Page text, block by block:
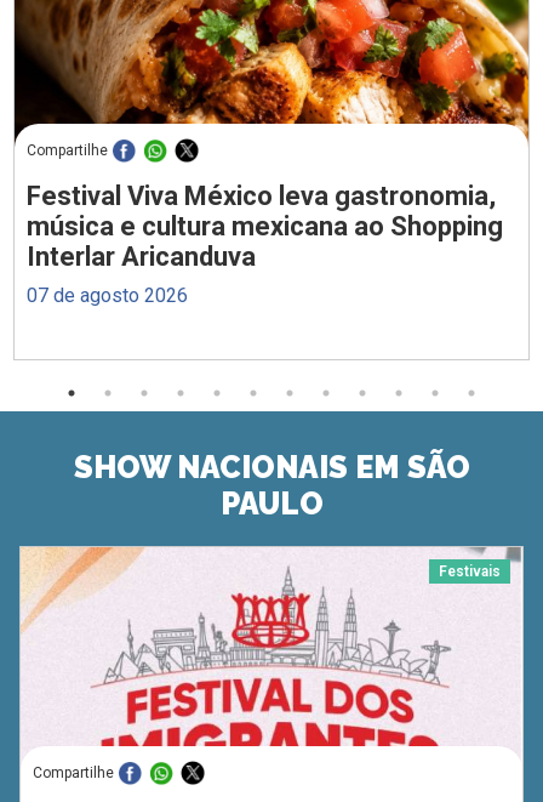
Compartilhe
Festival Viva México leva gastronomia,
música e cultura mexicana ao Shopping
Interlar Aricanduva
07 de agosto 2026
SHOW NACIONAIS EM SÃO
PAULO
Festivais
Compartilhe